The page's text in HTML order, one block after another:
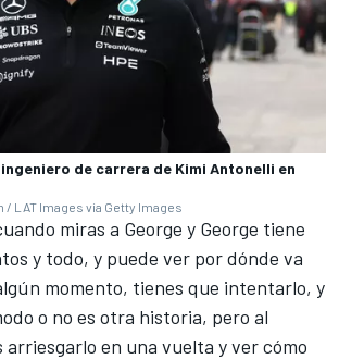
de carrera de Kimi Antonelli en
/ LAT Images via Getty Images
miras a George y George tiene
y todo, y puede ver por dónde va
momento, tienes que intentarlo, y
o no es otra historia, pero al
arriesgarlo en una vuelta y ver cómo